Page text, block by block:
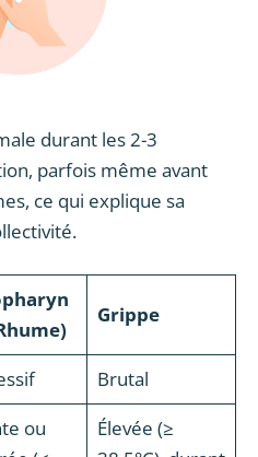
durant les 2-3
parfois même avant
ce qui explique sa
Grippe
Brutal
ou
Élevée (≥